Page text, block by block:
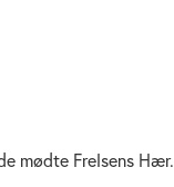
mødte Frelsens Hær.